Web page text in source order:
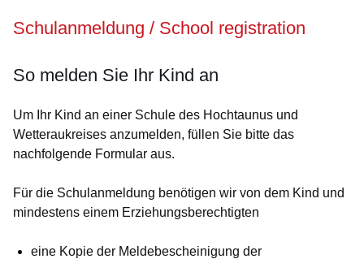
Schulanmeldung / School registration
So melden Sie Ihr Kind an
Um Ihr Kind an einer Schule des Hochtaunus und
Wetteraukreises anzumelden, füllen Sie bitte das
nachfolgende Formular aus.
Für die Schulanmeldung benötigen wir von dem Kind und
mindestens einem Erziehungsberechtigten
eine Kopie der Meldebescheinigung der